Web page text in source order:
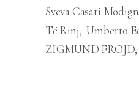
Sveva Casati
Të Rinj Umberto
ZIGMUND FROJD